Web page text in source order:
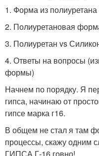
1. Форма из
2. Полиуретановая
3. Полиуретан vs
4. Ответы на вопросы
формы)
Начнем по порядку. Я
гипса, начинаю от
гипсе марка г16.
В общем не стал я там
процессы, скажу одним
ГИПСА Г-16 говно!